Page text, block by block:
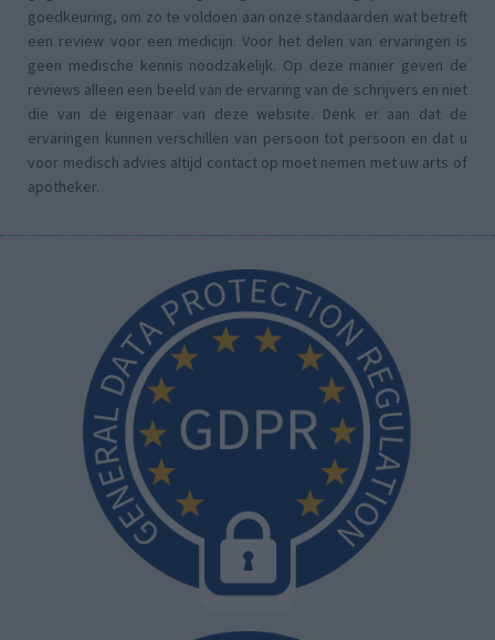
goedkeuring, om zo te voldoen aan onze standaarden wat betreft
een review voor een medicijn. Voor het delen van ervaringen is
geen medische kennis noodzakelijk. Op deze manier geven de
reviews alleen een beeld van de ervaring van de schrijvers en niet
die van de eigenaar van deze website. Denk er aan dat de
ervaringen kunnen verschillen van persoon tot persoon en dat u
voor medisch advies altijd contact op moet nemen met uw arts of
apotheker.